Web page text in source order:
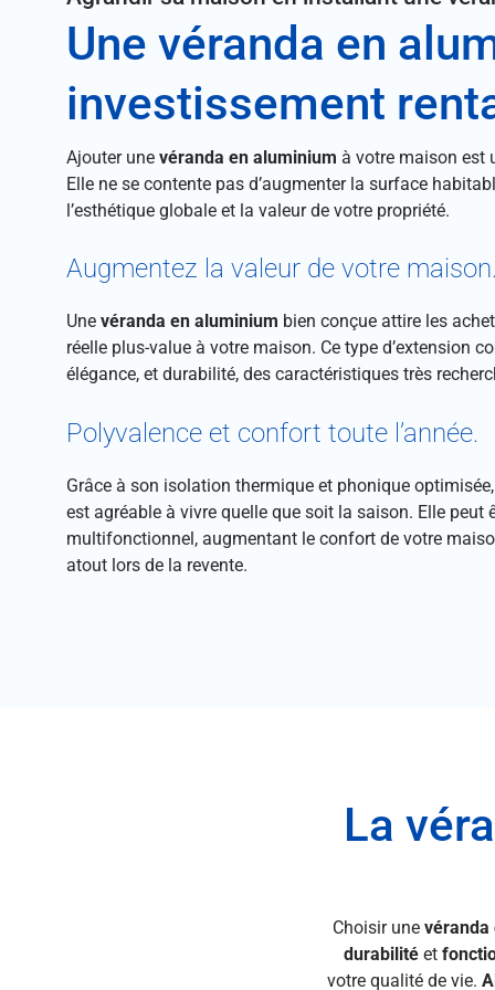
Une véranda en
investissement
Ajouter une véranda en aluminium à votre maison est
Elle ne se contente pas d’augmenter la surface
l’esthétique globale et la valeur de votre propriété.
Augmentez la valeur de votre maison.
Une véranda en aluminium bien conçue attire les
réelle plus-value à votre maison. Ce type d’extension
élégance, et durabilité, des caractéristiques très
Polyvalence et confort toute l’année.
Grâce à son isolation thermique et phonique
est agréable à vivre quelle que soit la saison. Elle peut
multifonctionnel, augmentant le confort de votre
atout lors de la revente.
La
Choisir une véranda
durabilité et
votre qualité de vie.